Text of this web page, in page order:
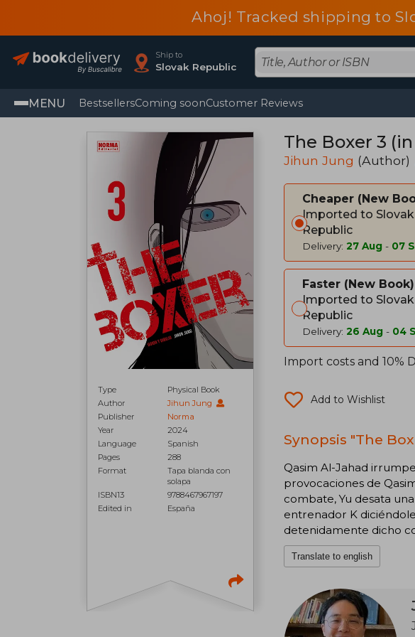
Ahoj! Tracked shipping to
Ship to
Slovak Republic
MENU BestsellersComing soonCustomer Reviews
Type
Physical Book
Author
Jihun Jung
Publisher
Norma
Year
2024
Language
Spanish
Pages
288
Format
Tapa blanda con
solapa
ISBN13
9788467967197
Edited in
España
The Boxer 3
Jihun Jung (Author)
Cheaper
New
Imported to Slovak
Republic
Delivery: 27 Aug - 07
Faster
New Book
Imported to Slovak
Republic
Delivery: 26 Aug - 04
Import costs and 10%
Add to Wishlist
Synopsis "The
Qasim Al-Jahad
provocaciones de
combate, Yu desata
entrenador K
detenidamente dicho
Translate to english